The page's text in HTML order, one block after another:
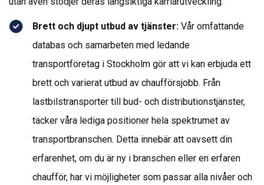
Brett och djupt utbud av tjänster: Vår omfattande
databas och samarbeten med ledande
transportföretag i Stockholm gör att vi kan erbjuda ett
brett och varierat utbud av chaufförsjobb. Från
lastbilstransporter till bud- och distributionstjänster,
täcker våra lediga positioner hela spektrumet av
transportbranschen. Detta innebär att oavsett din
erfarenhet, om du är ny i branschen eller en erfaren
chaufför, har vi möjligheter som passar alla nivåer och